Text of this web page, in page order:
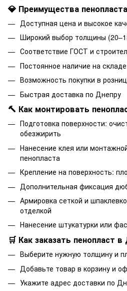
💎 Преимущества
Доступная цена и высокое
Широкий выбор толщины
Соответствие ГОСТ и
Постоянное наличие на
Возможность покупки в
Быстрая доставка по Днепру
🔨 Как монтировать
Подготовка поверхности:
обезжирить
Нанесение клея или
пенопласта
Крепление на поверхность:
Дополнительная фиксация
Армировка сеткой и
отделкой
Нанесение штукатурки или
🛒 Как заказать пенопласт
Выберите нужную толщину и
Добавьте товар в корзину и
Укажите адрес доставки по